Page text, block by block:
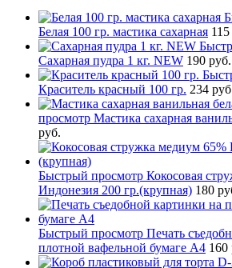
Белая 100 гр. мастика сахарная
Сахарная пудра 1 кг. NEW 190 руб.
Краситель красный 100 гр. 234
просмотр Мастика сахарная
руб.
Быстрый просмотр Кокосовая
Индонезия 200 гр.(крупная) 180
Быстрый просмотр Печать
плотной вафельной бумаге А4 160